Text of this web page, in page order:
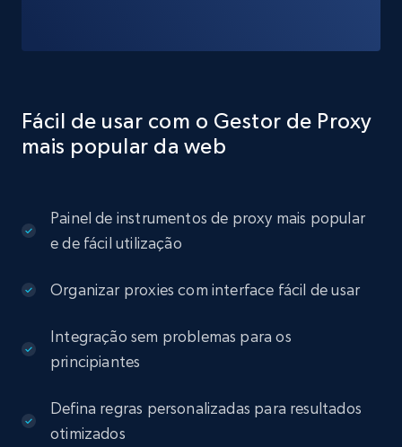
Fácil de usar com o Gestor de Proxy
mais popular da web
Painel de instrumentos de proxy mais popular
e de fácil utilização
Organizar proxies com interface fácil de usar
Integração sem problemas para os
principiantes
Defina regras personalizadas para resultados
otimizados